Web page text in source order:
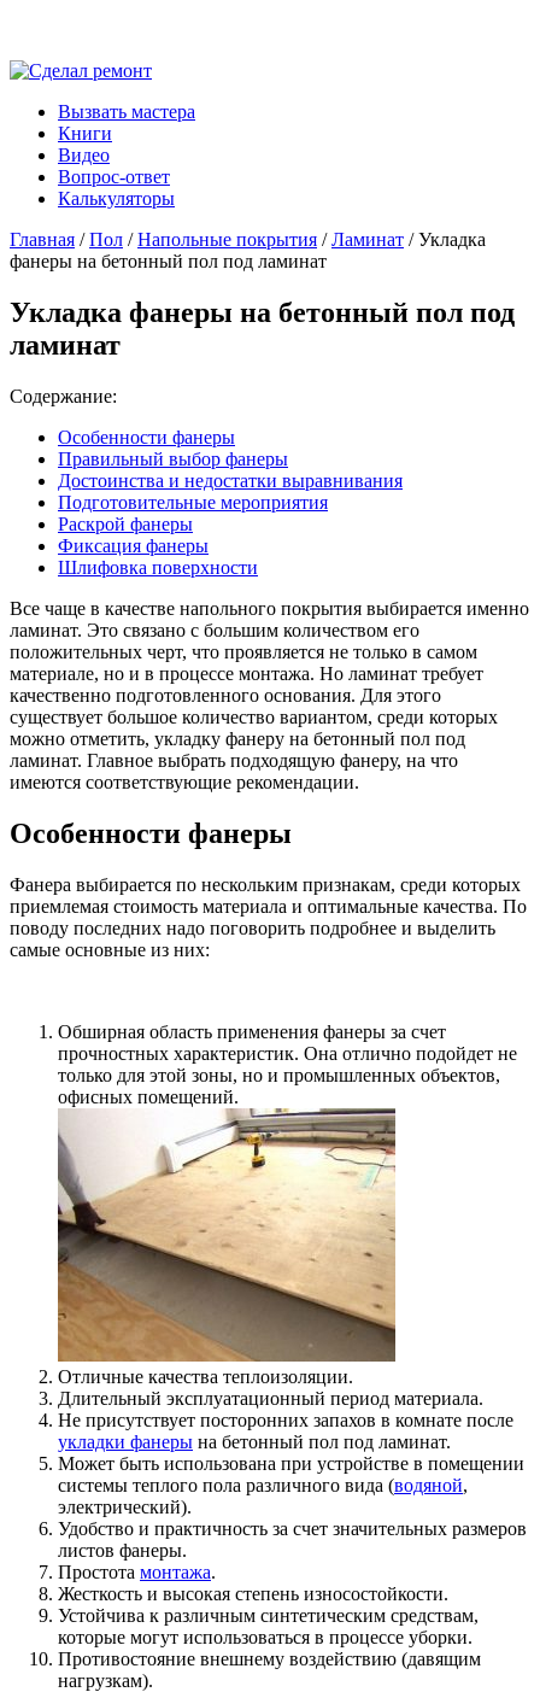
Вызвать мастера
Книги
Видео
Вопрос-ответ
Калькуляторы
Главная /Пол /Напольные покрытия /Ламинат / Укладка
фанеры на бетонный пол под ламинат
Укладка фанеры на бетонный пол под
ламинат
Содержание:
Особенности фанеры
Правильный выбор фанеры
Достоинства и недостатки выравнивания
Подготовительные мероприятия
Раскрой фанеры
Фиксация фанеры
Шлифовка поверхности
Все чаще в качестве напольного покрытия выбирается именно
ламинат. Это связано с большим количеством его
положительных черт, что проявляется не только в самом
материале, но и в процессе монтажа. Но ламинат требует
качественно подготовленного основания. Для этого
существует большое количество вариантом, среди которых
можно отметить, укладку фанеру на бетонный пол под
ламинат. Главное выбрать подходящую фанеру, на что
имеются соответствующие рекомендации.
Особенности фанеры
Фанера выбирается по нескольким признакам, среди которых
приемлемая стоимость материала и оптимальные качества. По
поводу последних надо поговорить подробнее и выделить
самые основные из них:
Обширная область применения фанеры за счет
прочностных характеристик. Она отлично подойдет не
только для этой зоны, но и промышленных объектов,
офисных помещений.
Отличные качества теплоизоляции.
Длительный эксплуатационный период материала.
Не присутствует посторонних запахов в комнате после
укладки фанеры на бетонный пол под ламинат.
Может быть использована при устройстве в помещении
системы теплого пола различного вида (водяной,
электрический).
Удобство и практичность за счет значительных размеров
листов фанеры.
Простота монтажа.
Жесткость и высокая степень износостойкости.
Устойчива к различным синтетическим средствам,
которые могут использоваться в процессе уборки.
Противостояние внешнему воздействию (давящим
нагрузкам).